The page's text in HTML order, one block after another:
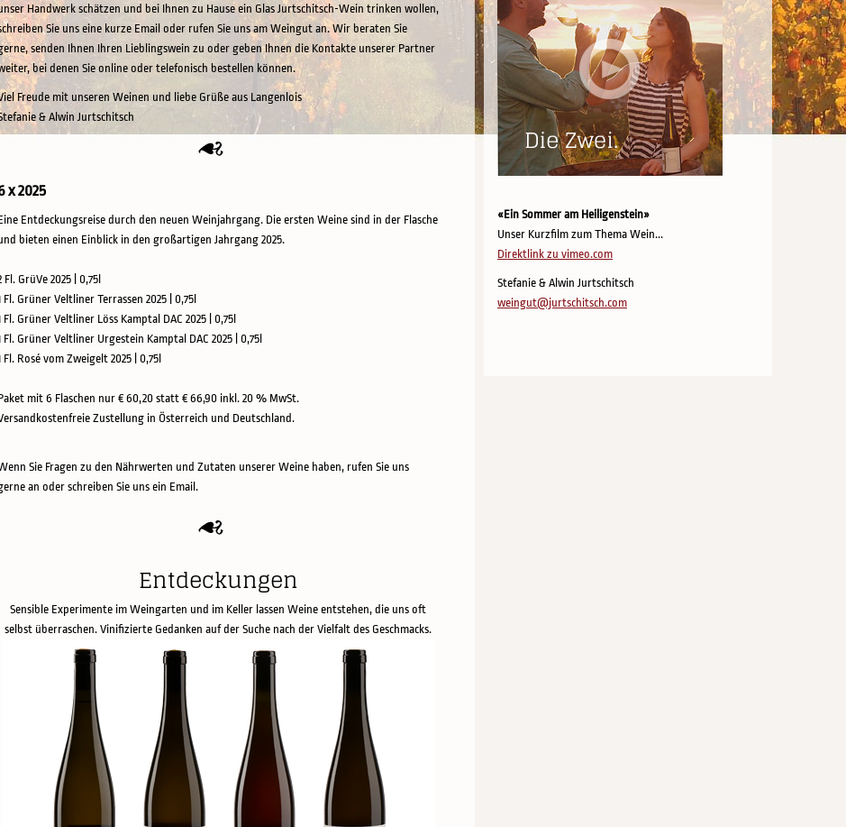
Handwerk schätzen und bei Ihnen zu Hause ein Glas Jurtschitsch-Wein trinken wollen,
Sie uns eine kurze Email oder rufen Sie uns am Weingut an. Wir beraten Sie
senden Ihnen Ihren Lieblingswein zu oder geben Ihnen die Kontakte unserer Partner
bei denen Sie online oder telefonisch bestellen können.
Freude mit unseren Weinen und liebe Grüße aus Langenlois
& Alwin Jurtschitsch
x 2025
Entdeckungsreise durch den neuen Weinjahrgang. Die ersten Weine sind in der Flasche
bieten einen Einblick in den großartigen Jahrgang 2025.
Fl. GrüVe 2025 | 0,75l
Fl. Grüner Veltliner Terrassen 2025 | 0,75l
Fl. Grüner Veltliner Löss Kamptal DAC 2025 | 0,75l
Fl. Grüner Veltliner Urgestein Kamptal DAC 2025 | 0,75l
Fl. Rosé vom Zweigelt 2025 | 0,75l
mit 6 Flaschen nur € 60,20 statt € 66,90 inkl. 20 % MwSt.
Zustellung in Österreich und Deutschland.
Sie Fragen zu den Nährwerten und Zutaten unserer Weine haben, rufen Sie uns
an oder schreiben Sie uns ein Email.
Entdeckungen
Sensible Experimente im Weingarten und im Keller lassen Weine entstehen, die uns oft
selbst überraschen. Vinifizierte Gedanken auf der Suche nach der Vielfalt des Geschmacks.
«Ein Sommer am Heiligenstein»
Unser Kurzfilm zum Thema Wein...
Direktlink zu vimeo.com
Stefanie & Alwin Jurtschitsch
weingut@jurtschitsch.com